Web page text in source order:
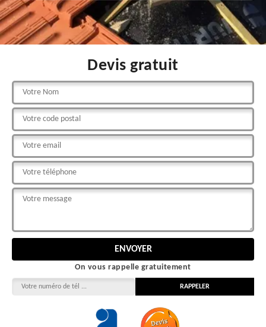
Devis gratuit
On vous rappelle gratuitement